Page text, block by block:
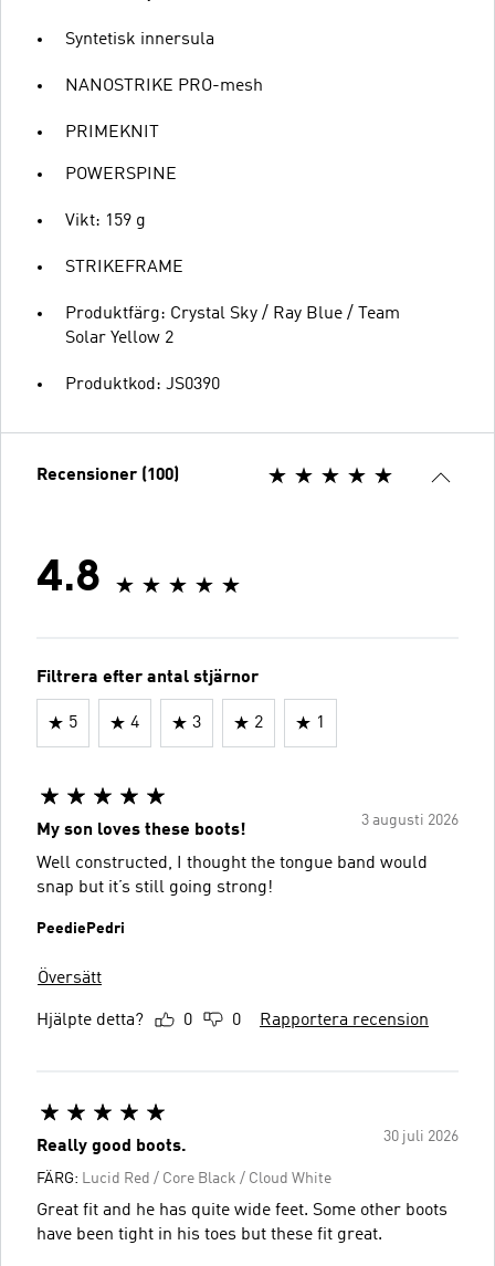
Syntetisk innersula
NANOSTRIKE PRO-mesh
PRIMEKNIT
POWERSPINE
Vikt: 159 g
STRIKEFRAME
Produktfärg: Crystal Sky / Ray Blue / Team
Solar Yellow 2
Produktkod: JS0390
Recensioner (100)
4.8
Filtrera efter antal stjärnor
5 4 3 2 1
3 augusti 2026
My son loves these boots!
Well constructed, I thought the tongue band would
snap but it’s still going strong!
PeediePedri
Översätt
Hjälpte detta? 0 0 Rapportera recension
30 juli 2026
Really good boots.
FÄRG: Lucid Red / Core Black / Cloud White
Great fit and he has quite wide feet. Some other boots
have been tight in his toes but these fit great.